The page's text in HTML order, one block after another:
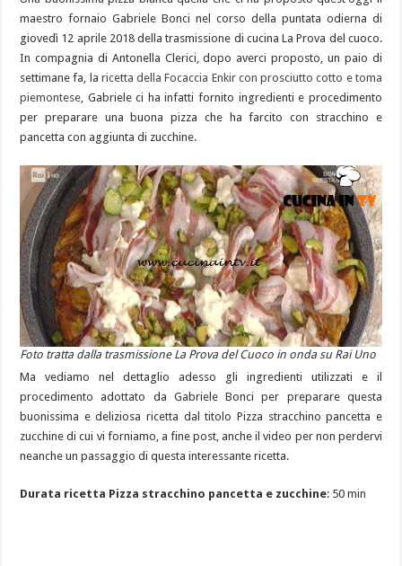
maestro fornaio Gabriele Bonci nel corso della puntata odierna di
giovedì 12 aprile 2018 della trasmissione di cucina La Prova del cuoco.
In compagnia di Antonella Clerici, dopo averci proposto, un paio di
settimane fa, la ricetta della Focaccia Enkir con prosciutto cotto e toma
piemontese , Gabriele ci ha infatti fornito ingredienti e procedimento
per preparare una buona pizza che ha farcito con stracchino e
pancetta con aggiunta di zucchine.
Foto tratta dalla trasmissione La Prova del Cuoco in onda su Rai Uno
Ma vediamo nel dettaglio adesso gli ingredienti utilizzati e il
procedimento adottato da Gabriele Bonci per preparare questa
buonissima e deliziosa ricetta dal titolo Pizza stracchino pancetta e
zucchine di cui vi forniamo, a fine post, anche il video per non perdervi
neanche un passaggio di questa interessante ricetta.
Durata ricetta Pizza stracchino pancetta e zucchine: 50 min